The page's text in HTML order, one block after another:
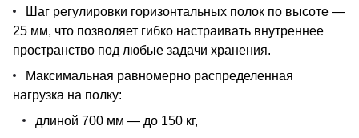
Шаг регулировки горизонтальных полок по высоте —
25 мм, что позволяет гибко настраивать внутреннее
пространство под любые задачи хранения.
Максимальная равномерно распределенная
нагрузка на полку:
длиной 700 мм — до 150 кг,